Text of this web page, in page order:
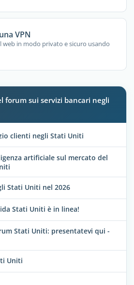
VPN
web in modo privato e sicuro usando
forum sui servizi bancari negli
clienti negli Stati Uniti
artificiale sul mercato del
Stati Uniti nel 2026
Stati Uniti è in linea!
Stati Uniti: presentatevi qui -
Uniti